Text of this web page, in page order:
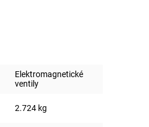
Elektromagnetické
ventily
2.724 kg